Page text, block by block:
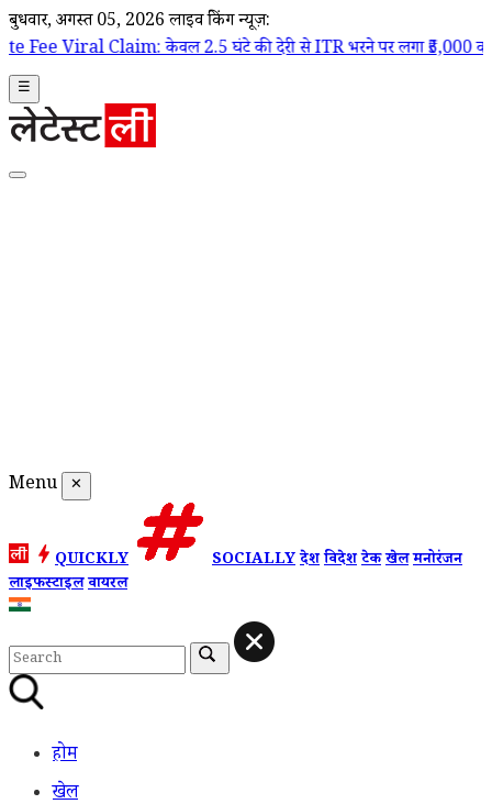
बुधवार, अगस्त 05, 2026 लाइव ब्रेकिंग न्यूज़:
केवल 2.5 घंटे की देरी से ITR भरने पर लगा ₹5,000 का जुर्माना, वायरल
☰
Menu ✕
QUICKLY SOCIALLYदेशविदेशटेकखेलमनोरंजन
लाइफस्टाइलवायरल
होम
खेल